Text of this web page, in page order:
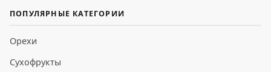
ПОПУЛЯРНЫЕ КАТЕГОРИИ
Орехи
Сухофрукты